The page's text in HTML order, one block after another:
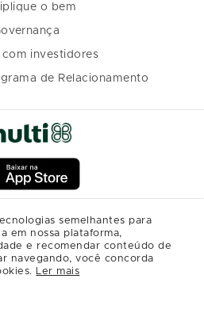
o bem
com investidores
de Relacionamento
semelhantes para
em nossa plataforma,
e recomendar conteúdo de
navegando, você concorda
Ler mais